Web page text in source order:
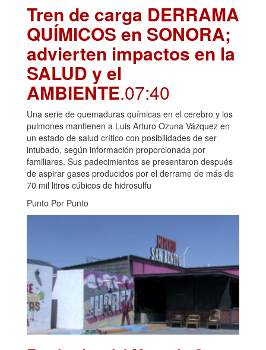
Tren de carga DERRAMA
QUÍMICOS en SONORA;
advierten impactos en la
SALUD y el
AMBIENTE.07:40
Una serie de quemaduras químicas en el cerebro y los
pulmones mantienen a Luis Arturo Ozuna Vázquez en
un estado de salud crítico con posibilidades de ser
intubado, según información proporcionada por
familiares. Sus padecimientos se presentaron después
de aspirar gases producidos por el derrame de más de
70 mil litros cúbicos de hidrosulfu
Punto Por Punto